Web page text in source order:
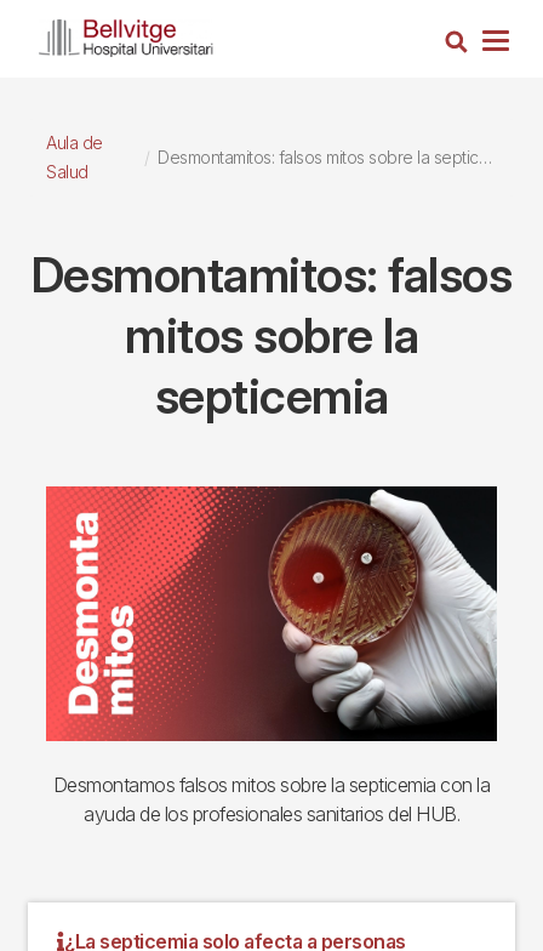
Busca
Aula de
Salud
Desmontamitos: falsos mitos sobre la septicemia
Desmontamitos: falsos
mitos sobre la
septicemia
Imagen
Desmontamos falsos mitos sobre la septicemia con la
ayuda de los profesionales sanitarios del HUB.
¿La septicemia solo afecta a personas